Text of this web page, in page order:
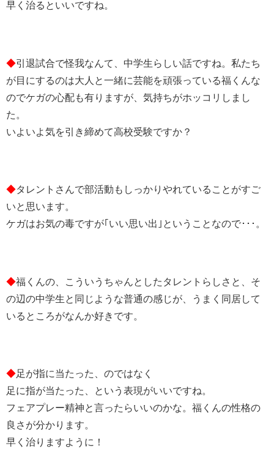
早く治るといいですね。
◆引退試合で怪我なんて、中学生らしい話ですね。私たち
が目にするのは大人と一緒に芸能を頑張っている福くんな
のでケガの心配も有りますが、気持ちがホッコリしまし
た。
いよいよ気を引き締めて高校受験ですか？
◆タレントさんで部活動もしっかりやれていることがすご
いと思います。
ケガはお気の毒ですが｢いい思い出｣ということなので･･･。
◆福くんの、こういうちゃんとしたタレントらしさと、そ
の辺の中学生と同じような普通の感じが、うまく同居して
いるところがなんか好きです。
◆足が指に当たった、のではなく
足に指が当たった、という表現がいいですね。
フェアプレー精神と言ったらいいのかな。福くんの性格の
良さが分かります。
早く治りますように！